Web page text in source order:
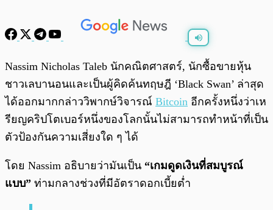
0:00 0:00
Nassim Nicholas Taleb นักคณิตศาสตร์, นักซื้อขายหุ้น
ชาวเลบานอนและเป็นผู้คิดค้นทฤษฎี ‘Black Swan’ ล่าสุด
ได้ออกมากกล่าววิพากษ์วิจารณ์ Bitcoin อีกครั้งหนึ่งว่าเห
รียญคริปโตเบอร์หนึ่งของโลกนั้นไม่สามารถทำหน้าที่เป็น
ตัวป้องกันความเสี่ยงใด ๆ ได้
โดย Nassim อธิบายว่ามันเป็น “เกมดูดเงินที่สมบูรณ์
แบบ” ท่ามกลางช่วงที่มีอัตราดอกเบี้ยต่ำ